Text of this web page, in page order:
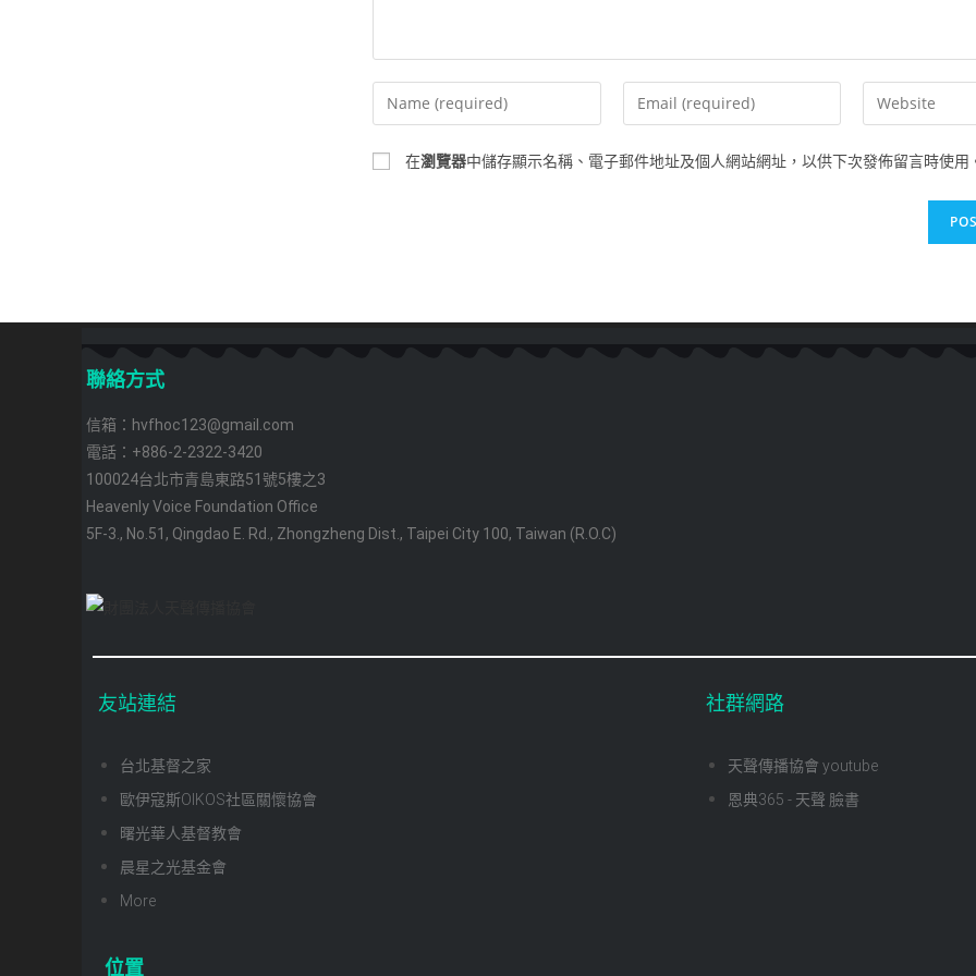
在瀏覽器中儲存顯示名稱、電子郵件地址及個人網站網址，以供下次發佈留言時使用
聯絡方式
信箱：hvfhoc123@gmail.com
電話：+886-2-2322-3420
100024台北市青島東路51號5樓之3
Heavenly Voice Foundation Office
5F-3., No.51, Qingdao E. Rd., Zhongzheng Dist., Taipei City 100, Taiwan (R.O.C)
友站連結
台北基督之家
歐伊寇斯OIKOS社區關懷協會
曙光華人基督教會
晨星之光基金會
More
社群網路
天聲傳播協會 youtube
恩典365 - 天聲 臉書
位置